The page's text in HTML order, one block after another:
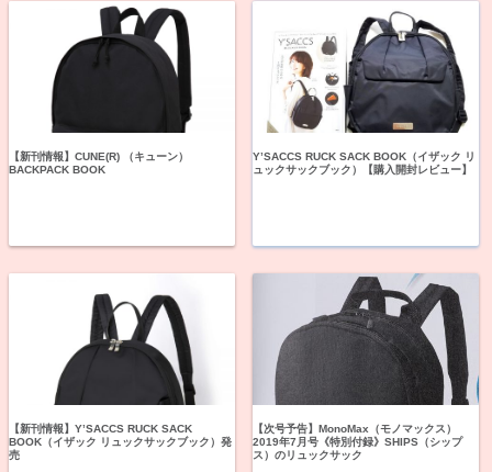
【新刊情報】CUNE(R) （キューン）
BACKPACK BOOK
Y’SACCS RUCK SACK BOOK（イザック リ
ュックサックブック）【購入開封レビュー】
【新刊情報】Y’SACCS RUCK SACK
BOOK（イザック リュックサックブック）発
売
【次号予告】MonoMax（モノマックス）
2019年7月号《特別付録》SHIPS（シップ
ス）のリュックサック